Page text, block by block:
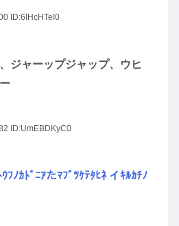
ID:6IHcHTeI0
ジャーップジャップ、ウヒ
ID:UmEBDKyC0
ﾌﾉｶﾄﾞﾆｱたﾏﾌﾞﾂｹﾃﾀﾋﾈ イｷﾙｶﾁﾉ